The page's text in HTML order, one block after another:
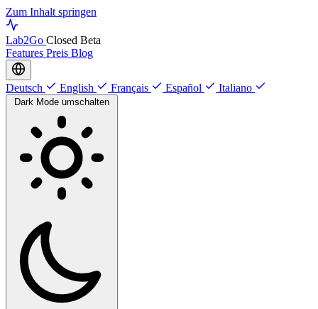
Zum Inhalt springen
Lab2Go Closed Beta
Features Preis Blog
Deutsch English Français Español Italiano
Dark Mode umschalten